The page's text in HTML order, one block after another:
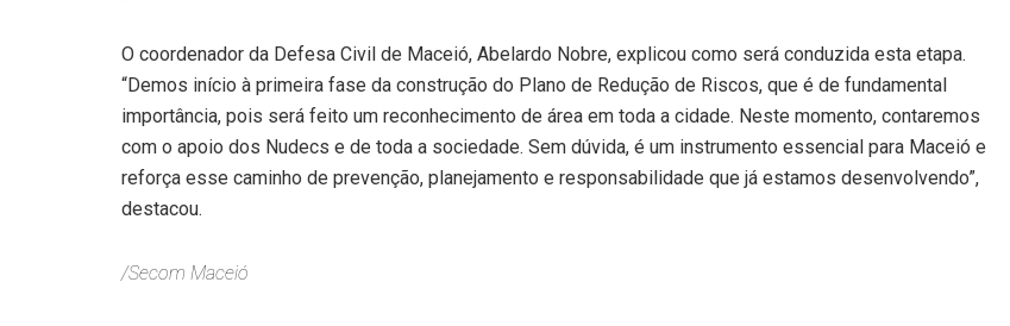
O coordenador da Defesa Civil de Maceió, Abelardo Nobre, explicou como será conduzida esta etapa.
“Demos início à primeira fase da construção do Plano de Redução de Riscos, que é de fundamental
importância, pois será feito um reconhecimento de área em toda a cidade. Neste momento, contaremos
com o apoio dos Nudecs e de toda a sociedade. Sem dúvida, é um instrumento essencial para Maceió e
reforça esse caminho de prevenção, planejamento e responsabilidade que já estamos desenvolvendo”,
destacou.
/Secom Maceió